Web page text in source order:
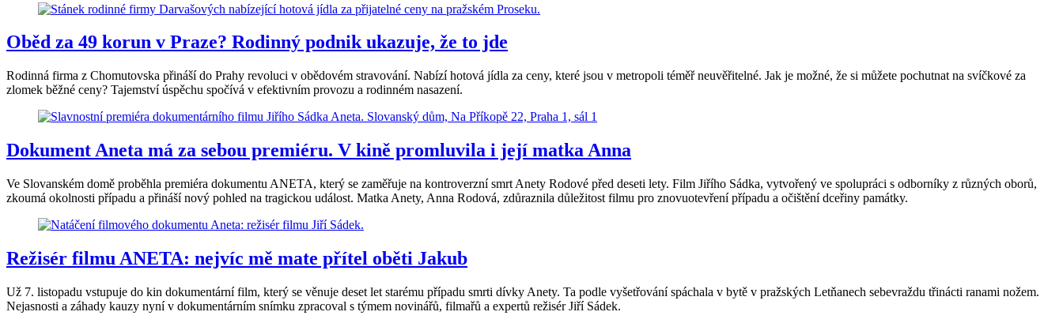
Oběd za 49 korun v Praze? Rodinný podnik ukazuje, že to jde
Rodinná firma z Chomutovska přináší do Prahy revoluci v obědovém stravování. Nabízí hotová jídla za ceny, které jsou v metropoli téměř neuvěřitelné. Jak je možné, že si můžete pochutnat na svíčkové za
zlomek běžné ceny? Tajemství úspěchu spočívá v efektivním provozu a rodinném nasazení.
Dokument Aneta má za sebou premiéru. V kině promluvila i její matka Anna
Ve Slovanském domě proběhla premiéra dokumentu ANETA, který se zaměřuje na kontroverzní smrt Anety Rodové před deseti lety. Film Jiřího Sádka, vytvořený ve spolupráci s odborníky z různých oborů,
zkoumá okolnosti případu a přináší nový pohled na tragickou událost. Matka Anety, Anna Rodová, zdůraznila důležitost filmu pro znovuotevření případu a očištění dceřiny památky.
Režisér filmu ANETA: nejvíc mě mate přítel oběti Jakub
Už 7. listopadu vstupuje do kin dokumentární film, který se věnuje deset let starému případu smrti dívky Anety. Ta podle vyšetřování spáchala v bytě v pražských Letňanech sebevraždu třinácti ranami nožem.
Nejasnosti a záhady kauzy nyní v dokumentárním snímku zpracoval s týmem novinářů, filmařů a expertů režisér Jiří Sádek.